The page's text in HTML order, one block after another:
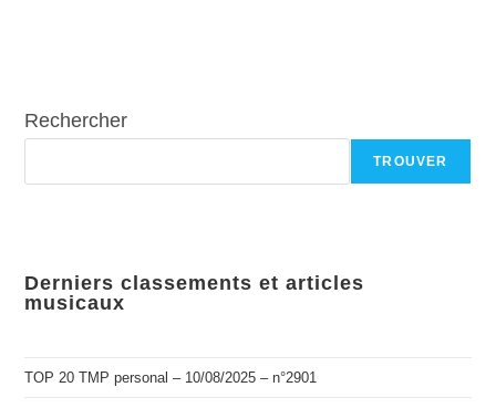
Rechercher
TROUVER
Derniers classements et articles
musicaux
TOP 20 TMP personal – 10/08/2025 – n°2901